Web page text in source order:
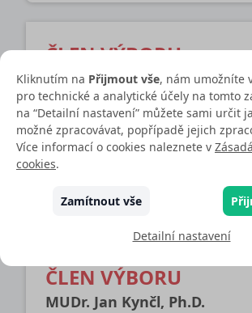
ČLEN VÝBORU
MUDr. Pavel Kosina, Ph.D.
Klinika infekčních nemocí,
Fakultní nemocnice
Sokolská 581
500 05 Hradec Králové
E-mail: pavel.kosina@fnhk.cz
ČLEN VÝBORU
MUDr. Jan Kynčl, Ph.D.
Kliknutím na Přijmout vše, nám umožníte
pro technické a analytické účely na tomto
na “Detailní nastavení” můžete sami určit
možné zpracovávat, popřípadě jejich
Více informací o cookies naleznete v
cookies.
Zamítnout vše
Detailní nastavení